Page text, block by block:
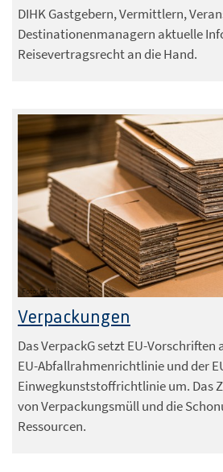
DIHK Gastgebern, Vermittlern,
Destinationenmanagern aktuelle
Reisevertragsrecht an die Hand.
Foto: Fotolia
Verpackungen
Das VerpackG setzt EU-Vorschriften
EU-Abfallrahmenrichtlinie und der
Einwegkunststoffrichtlinie um. Das
von Verpackungsmüll und die
Ressourcen.